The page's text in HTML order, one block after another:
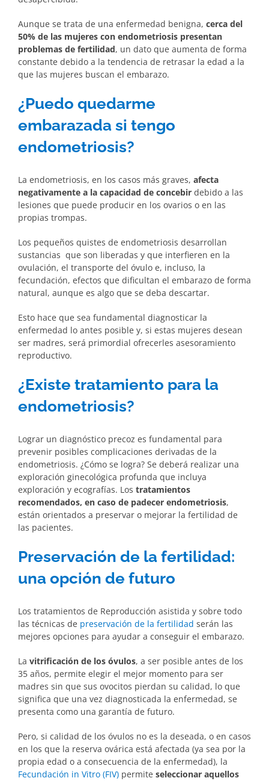
Aunque se trata de una enfermedad benigna, cerca del
50% de las mujeres con endometriosis presentan
problemas de fertilidad, un dato que aumenta de forma
constante debido a la tendencia de retrasar la edad a la
que las mujeres buscan el embarazo.
¿Puedo quedarme
embarazada si tengo
endometriosis?
La endometriosis, en los casos más graves, afecta
negativamente a la capacidad de concebir debido a las
lesiones que puede producir en los ovarios o en las
propias trompas.
Los pequeños quistes de endometriosis desarrollan
sustancias que son liberadas y que interfieren en la
ovulación, el transporte del óvulo e, incluso, la
fecundación, efectos que dificultan el embarazo de forma
natural, aunque es algo que se deba descartar.
Esto hace que sea fundamental diagnosticar la
enfermedad lo antes posible y, si estas mujeres desean
ser madres, será primordial ofrecerles asesoramiento
reproductivo.
¿Existe tratamiento para la
endometriosis?
Lograr un diagnóstico precoz es fundamental para
prevenir posibles complicaciones derivadas de la
endometriosis. ¿Cómo se logra? Se deberá realizar una
exploración ginecológica profunda que incluya
exploración y ecografías. Los tratamientos
recomendados, en caso de padecer endometriosis,
están orientados a preservar o mejorar la fertilidad de
las pacientes.
Preservación de la fertilidad:
una opción de futuro
Los tratamientos de Reproducción asistida y sobre todo
las técnicas de preservación de la fertilidad serán las
mejores opciones para ayudar a conseguir el embarazo.
La vitrificación de los óvulos, a ser posible antes de los
35 años, permite elegir el mejor momento para ser
madres sin que sus ovocitos pierdan su calidad, lo que
significa que una vez diagnosticada la enfermedad, se
presenta como una garantía de futuro.
Pero, si calidad de los óvulos no es la deseada, o en casos
en los que la reserva ovárica está afectada (ya sea por la
propia edad o a consecuencia de la enfermedad), la
Fecundación in Vitro (FIV) permite seleccionar aquellos